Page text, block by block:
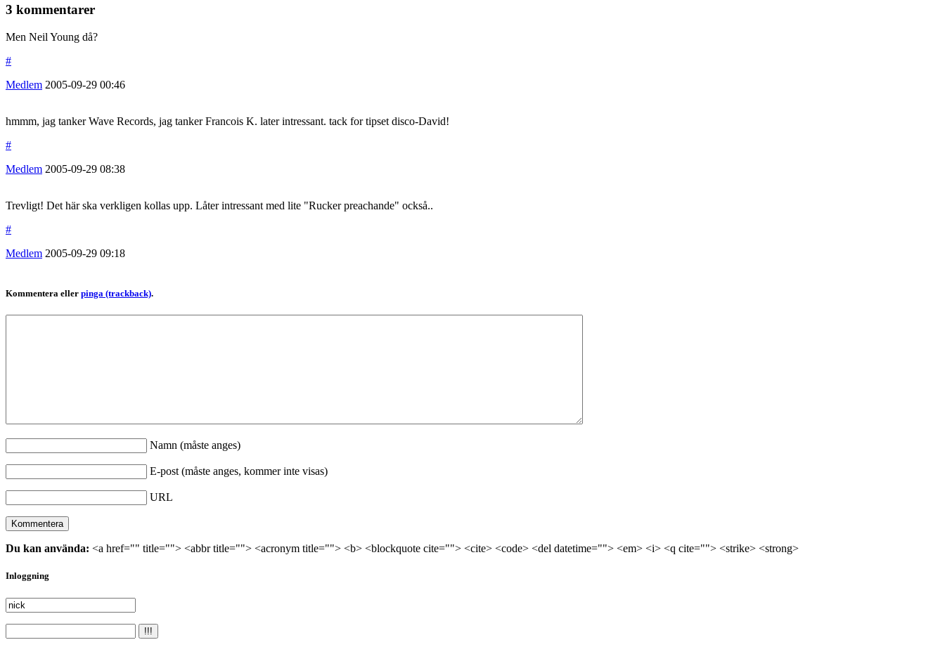
3 kommentarer
Men Neil Young då?
#
Medlem 2005-09-29 00:46
hmmm, jag tanker Wave Records, jag tanker Francois K. later intressant. tack for tipset disco-David!
#
Medlem 2005-09-29 08:38
Trevligt! Det här ska verkligen kollas upp. Låter intressant med lite "Rucker preachande" också..
#
Medlem 2005-09-29 09:18
Kommentera eller pinga (trackback).
Namn (måste anges)
E-post (måste anges, kommer inte visas)
URL
Du kan använda: <a href="" title=""> <abbr title=""> <acronym title=""> <b> <blockquote cite=""> <cite> <code> <del datetime=""> <em> <i> <q cite=""> <strike> <strong>
Inloggning